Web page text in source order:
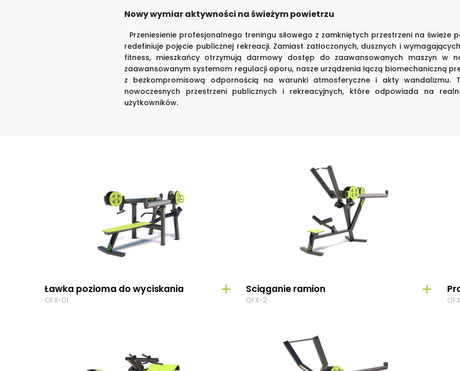
Nowy wymiar aktywności na świeżym powietrzu
Przeniesienie profesjonalnego treningu siłowego z zamkniętych przestrzeni na świeże
redefiniuje pojęcie publicznej rekreacji. Zamiast zatłoczonych, dusznych i
fitness, mieszkańcy otrzymują darmowy dostęp do zaawansowanych maszyn w
zaawansowanym systemom regulacji oporu, nasze urządzenia łączą biomechaniczną
z bezkompromisową odpornością na warunki atmosferyczne i akty wandalizmu.
nowoczesnych przestrzeni publicznych i rekreacyjnych, które odpowiada na
użytkowników.
Ławka pozioma do wyciskania
OFX-01
Sciąganie ramion
OFX-2